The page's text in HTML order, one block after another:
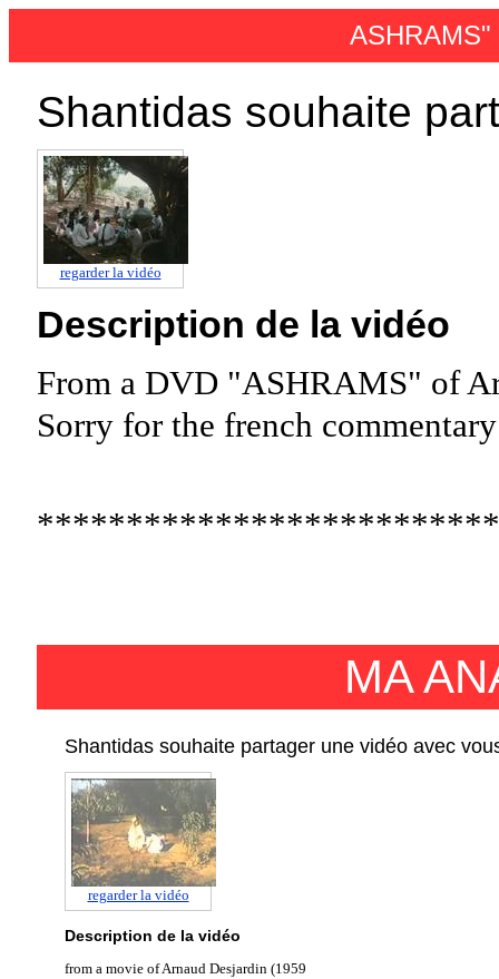
ASHRAMS"
Shantidas souhaite
regarder la vidéo
Description de la vidéo
From a DVD "ASHRAMS" of
Sorry for the french commentary
MA
Shantidas souhaite partager une vidéo avec
regarder la vidéo
Description de la vidéo
from a movie of Arnaud Desjardin (1959